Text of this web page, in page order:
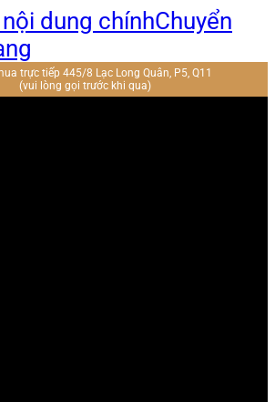
dung chínhChuyển
trực tiếp 445/8 Lạc Long Quân, P5, Q11
(vui lòng gọi trước khi qua)